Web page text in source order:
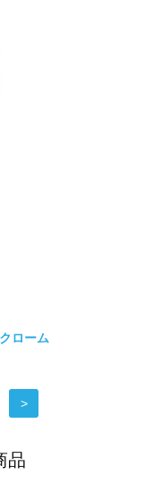
ローム
>
品